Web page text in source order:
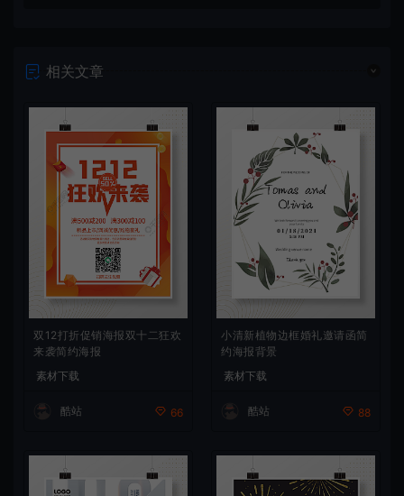
相关文章
双12打折促销海报双十二狂欢
来袭简约海报
素材下载
酷站 66
小清新植物边框婚礼邀请函简
约海报背景
素材下载
酷站 88